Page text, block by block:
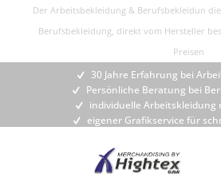
Der Arbeitsbekleidung & Berufsbekleidun
Berufsbekleidung, direkt vom Hersteller
Preisen
30 Jahre Erfahrung bei
Persönliche Beratung bei
individuelle Arbeitskleidung
eigener Grafikservice für